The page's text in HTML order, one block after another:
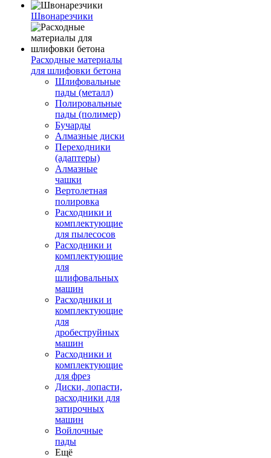
Швонарезчики
Расходные материалы
для шлифовки бетона
Шлифовальные
пады (металл)
Полировальные
пады (полимер)
Бучарды
Алмазные диски
Переходники
(адаптеры)
Алмазные
чашки
Вертолетная
полировка
Расходники и
комплектующие
для пылесосов
Расходники и
комплектующие
для
шлифовальных
машин
Расходники и
комплектующие
для
дробеструйных
машин
Расходники и
комплектующие
для фрез
Диски, лопасти,
расходники для
затирочных
машин
Войлочные
пады
Ещё